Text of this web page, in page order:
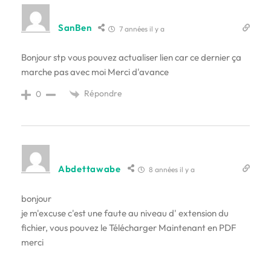
SanBen 7 années il y a
Bonjour stp vous pouvez actualiser lien car ce dernier ça
marche pas avec moi Merci d'avance
0 Répondre
Abdettawabe 8 années il y a
bonjour
je m'excuse c'est une faute au niveau d' extension du
fichier, vous pouvez le Télécharger Maintenant en PDF
merci